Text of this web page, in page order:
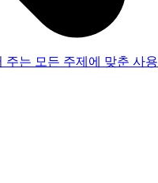
는 모든 주제에 맞춘 사용